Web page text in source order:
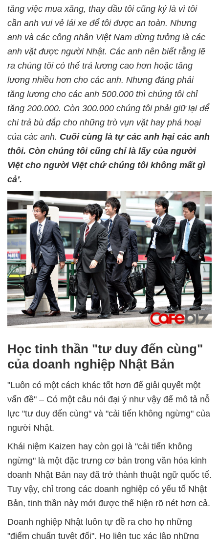
tăng việc mua xăng, thay dầu tôi cũng ký là vì tôi
cần anh vui vẻ lái xe để tôi được an toàn. Nhưng
anh và các công nhân Việt Nam đừng tưởng là các
anh vặt được người Nhật. Các anh nên biết rằng lẽ
ra chúng tôi có thể trả lương cao hơn hoặc tăng
lương nhiều hơn cho các anh. Nhưng đáng phải
tăng lương cho các anh 500.000 thì chúng tôi chỉ
tăng 200.000. Còn 300.000 chúng tôi phải giữ lại để
chi trả bù đắp cho những trò vụn vặt hay phá hoại
của các anh. Cuối cùng là tự các anh hại các anh
thôi. Còn chúng tôi cũng chỉ là lấy của người
Việt cho người Việt chứ chúng tôi không mất gì
cả’.
Học tinh thần "tư duy đến cùng"
của doanh nghiệp Nhật Bản
"Luôn có một cách khác tốt hơn để giải quyết một
vấn đề" – Có một câu nói đại ý như vậy để mô tả nỗ
lực "tư duy đến cùng" và "cải tiến không ngừng" của
người Nhật.
Khái niệm Kaizen hay còn gọi là "cải tiến không
ngừng" là một đặc trưng cơ bản trong văn hóa kinh
doanh Nhật Bản nay đã trở thành thuật ngữ quốc tế.
Tuy vậy, chỉ trong các doanh nghiệp có yếu tố Nhật
Bản, tinh thần này mới được thể hiện rõ nét hơn cả.
Doanh nghiệp Nhật luôn tự đề ra cho họ những
"điểm chuẩn tuyệt đối". Họ liên tục xác lập những